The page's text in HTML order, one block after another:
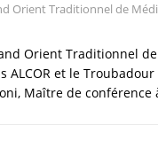
Orient Traditionnel de
Orient Traditionnel de
ALCOR et le
Maître de conférence